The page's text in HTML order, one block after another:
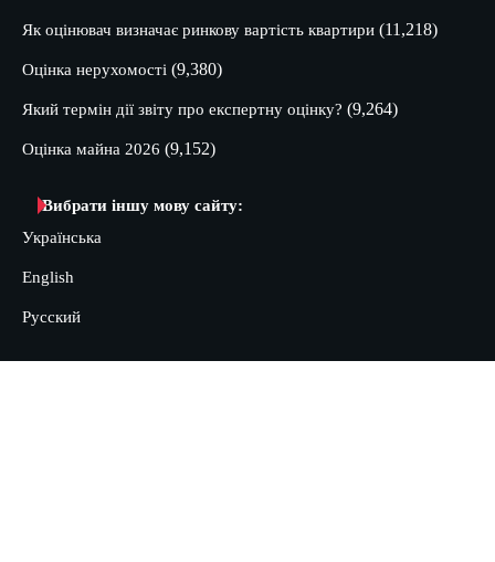
Як оцінювач визначає ринкову вартість квартири (11,218)
Оцінка нерухомості (9,380)
Який термін дії звіту про експертну оцінку? (9,264)
Оцінка майна 2026 (9,152)
Вибрати іншу мову сайту:
Українська
English
Русский